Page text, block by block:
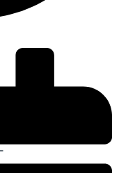
of type bool
dynamic-